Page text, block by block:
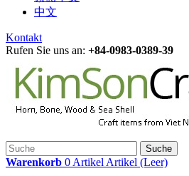
中文
Kontakt
Rufen Sie uns an: +84-0983-0389-39
Suche
Warenkorb 0 Artikel Artikel (Leer)